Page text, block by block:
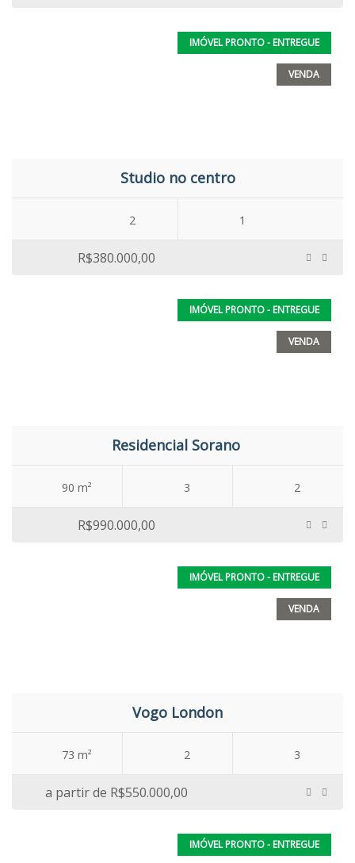
IMÓVEL PRONTO - ENTREGUE
VENDA
Studio no centro
2 1
R$380.000,00
IMÓVEL PRONTO - ENTREGUE
VENDA
Residencial Sorano
90 m² 3 2
R$990.000,00
IMÓVEL PRONTO - ENTREGUE
VENDA
Vogo London
73 m² 2 3
a partir de R$550.000,00
IMÓVEL PRONTO - ENTREGUE